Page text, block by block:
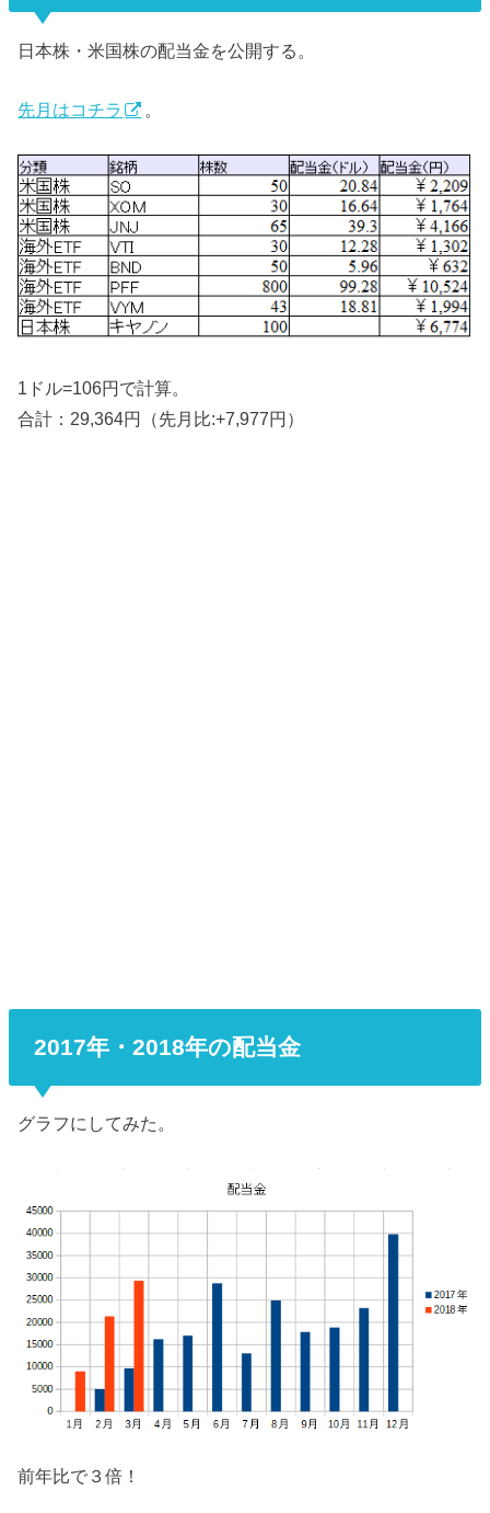
日本株・米国株の配当金を公開する。
先月はコチラ 。
1ドル=106円で計算。
合計：29,364円（先月比:+7,977円）
2017年・2018年の配当金
グラフにしてみた。
前年比で３倍！